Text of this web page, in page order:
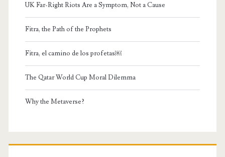
UK Far-Right Riots Are a Symptom, Not a Cause
Fitra, the Path of the Prophets
Fitra, el camino de los profetas￼
The Qatar World Cup Moral Dilemma
Why the Metaverse?